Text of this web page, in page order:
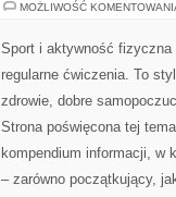
MOŻLIWOŚĆ
Sport i aktywność
regularne ćwiczenia. To
zdrowie, dobre
Strona poświęcona tej
kompendium informacji, w
– zarówno początkujący,